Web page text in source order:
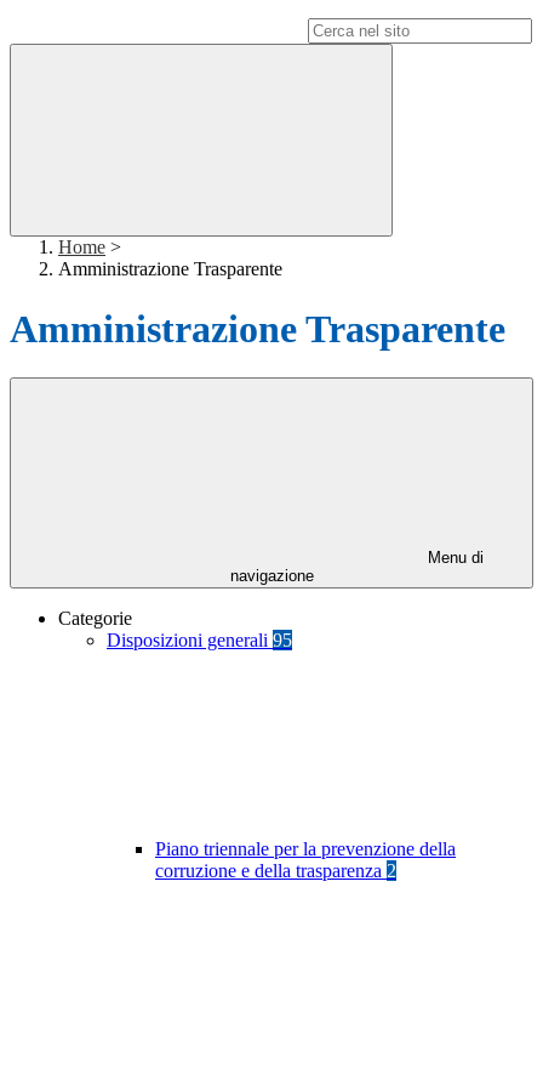
Home >
Amministrazione Trasparente
Amministrazione Trasparente
Menu di
navigazione
Categorie
Disposizioni generali 95
Piano triennale per la prevenzione della
corruzione e della trasparenza 2